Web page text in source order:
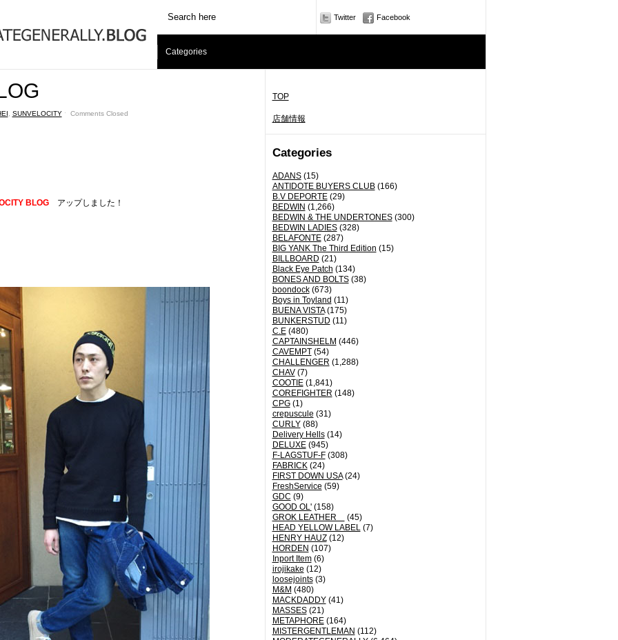
Twitter Facebook
Categories
TOP
店舗情報
Categories
ADANS(15)
ANTIDOTE BUYERS CLUB(166)
B.V DEPORTE(29)
BEDWIN (1,266)
BEDWIN & THE UNDERTONES(300)
BEDWIN LADIES(328)
BELAFONTE(287)
BIG YANK The Third Edition (15)
BILLBOARD (21)
Black Eye Patch (134)
BONES AND BOLTS(38)
boondock(673)
Boys in Toyland (11)
BUENA VISTA(175)
BUNKERSTUD (11)
C.E(480)
CAPTAINSHELM (446)
CAVEMPT(54)
CHALLENGER (1,288)
CHAV(7)
COOTIE(1,841)
COREFIGHTER (148)
CPG(1)
crepuscule (31)
CURLY(88)
Delivery Hells(14)
DELUXE(945)
F-LAGSTUF-F(308)
FABRICK(24)
FIRST DOWN USA(24)
FreshService (59)
GDC (9)
GOOD OL'(158)
GROK LEATHER
(45)
HEAD YELLOW LABEL(7)
HENRY HAUZ(12)
HORDEN (107)
Inport Item(6)
irojikake (12)
loosejoints(3)
M&M (480)
MACKDADDY(41)
MASSES(21)
METAPHORE(164)
MISTERGENTLEMAN (112)
SUNVELOCITYˑ Comments Closed
BLOG アップしました！